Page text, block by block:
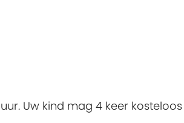
Uw kind mag 4 keer